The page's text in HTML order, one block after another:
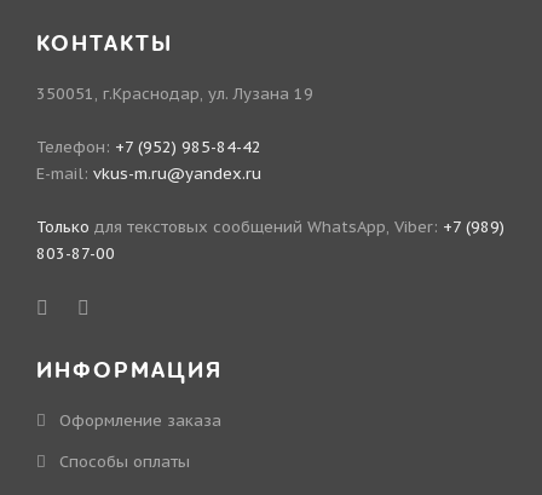
КОНТАКТЫ
350051, г.Краснодар, ул. Лузана 19
Телефон: +7 (952) 985-84-42
E-mail: vkus-m.ru@yandex.ru
Только для текстовых сообщений WhatsApp, Viber: +7 (989)
803-87-00
ИНФОРМАЦИЯ
Оформление заказа
Способы оплаты